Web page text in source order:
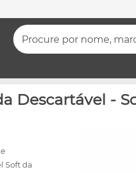
Procure por nome,
Descartável -
Soft da